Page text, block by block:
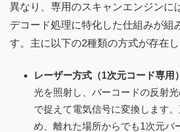
異なり、専用のスキャンエンジンに
デコード処理に特化した仕組みが組
す。主に以下の2種類の方式が存在し
レーザー方式（1次元コード専用
光を照射し、バーコードの反射
で捉えて電気信号に変換します
め、離れた場所からでも1次元バ